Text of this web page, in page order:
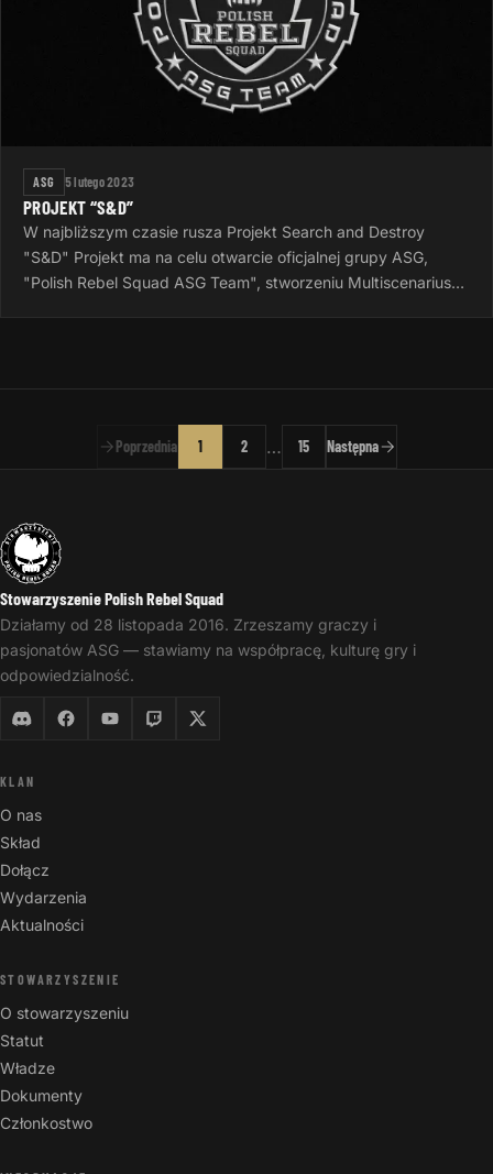
ASG 5 lutego 2023
PROJEKT “S&D”
W najbliższym czasie rusza Projekt Search and Destroy
"S&D" Projekt ma na celu otwarcie oficjalnej grupy ASG,
"Polish Rebel Squad ASG Team", stworzeniu Multiscenariusza
Poprzednia 1 2 … 15 Następna
Stowarzyszenie Polish Rebel Squad
Działamy od 28 listopada 2016. Zrzeszamy graczy i
pasjonatów ASG — stawiamy na współpracę, kulturę gry i
odpowiedzialność.
KLAN
O nas
Skład
Dołącz
Wydarzenia
Aktualności
STOWARZYSZENIE
O stowarzyszeniu
Statut
Władze
Dokumenty
Członkostwo